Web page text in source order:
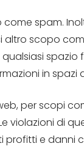
spam.
scopo
in spazi
per scopi
di
e danni